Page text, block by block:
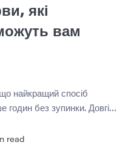
які
вам
найкращий спосіб
годин без зупинки. Довгі
а терміни
read